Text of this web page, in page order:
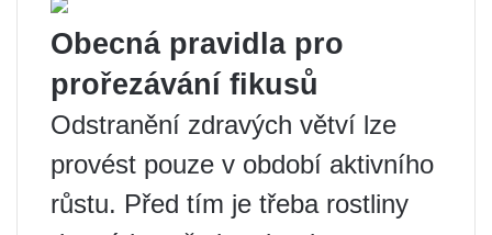
Obecná pravidla pro
prořezávání fikusů
Odstranění zdravých větví lze
provést pouze v období aktivního
růstu. Před tím je třeba rostliny